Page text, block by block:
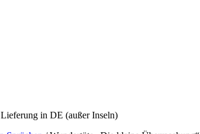
in DE (außer Inseln)